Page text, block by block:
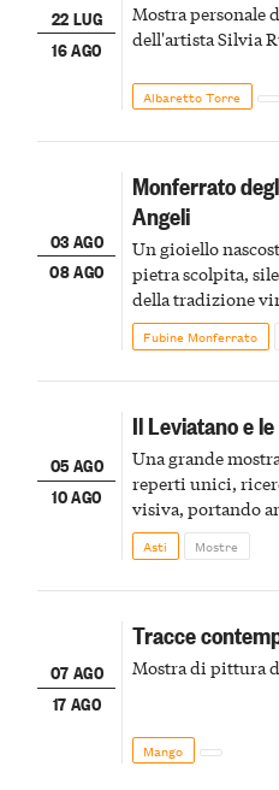
22 LUG
16 AGO
Mostra personale
dell'artista Silvia
Albaretto Torre
03 AGO
08 AGO
Monferrato
Angeli
Un gioiello
pietra scolpita,
della tradizione
Fubine Monferrato
05 AGO
10 AGO
Il Leviatano e
Una grande
reperti unici,
visiva, portando
della scena le
Asti Mostre
07 AGO
17 AGO
Tracce
Mostra di pittura
Mango